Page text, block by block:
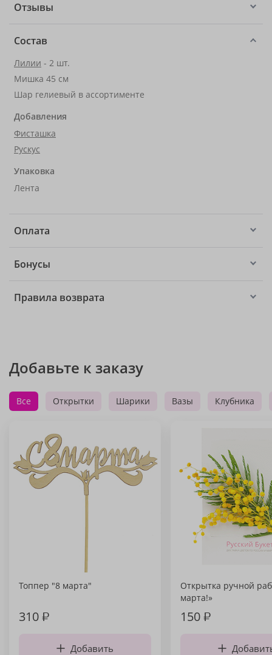
Отзывы
Состав
Лилии - 2 шт.
Мишка 45 см
Шар гелиевый в ассортименте
Добавления
Фисташка
Рускус
Упаковка
Лента
Оплата
Бонусы
Правила возврата
Добавьте к заказу
Все Открытки Шарики Вазы Клубника
Топпер "8 марта"
310₽
Добавить
Открытка ручной
марта!»
150₽